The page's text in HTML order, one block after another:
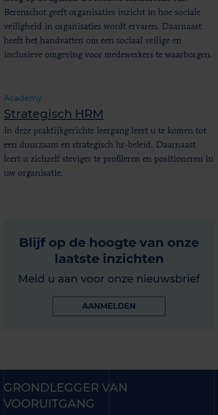
Berenschot geeft organisaties inzicht in hoe sociale
veiligheid in organisaties wordt ervaren. Daarnaast
heeft het handvatten om een sociaal veilige en
inclusieve omgeving voor medewerkers te waarborgen.
Academy
Strategisch HRM
In deze praktijkgerichte leergang leert u te komen tot
een duurzaam en strategisch hr-beleid. Daarnaast
leert u zichzelf steviger te profileren en positioneren in
uw organisatie.
Blijf op de hoogte van onze
laatste inzichten
Meld u aan voor onze nieuwsbrief
AANMELDEN
GRONDLEGGER VAN
VOORUITGANG